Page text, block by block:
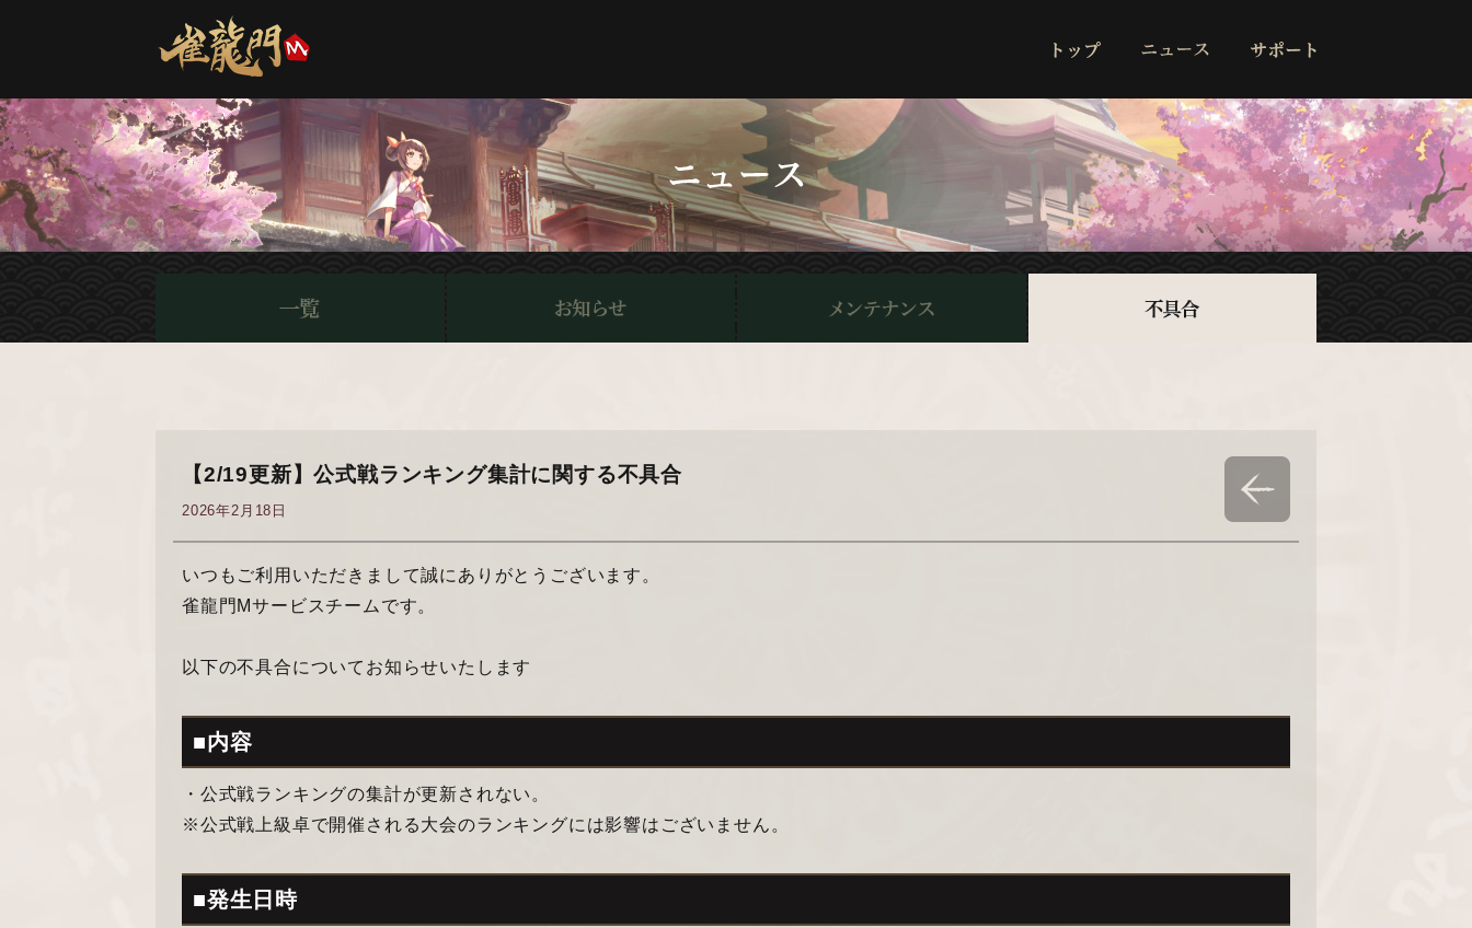
【2/19更新】公式戦ランキング集計に関する不具合
2026年2月18日
いつもご利用いただきまして誠にありがとうございます。
雀龍門Mサービスチームです。
以下の不具合についてお知らせいたします
■内容
・公式戦ランキングの集計が更新されない。
※公式戦上級卓で開催される大会のランキングには影響はございません。
■発生日時